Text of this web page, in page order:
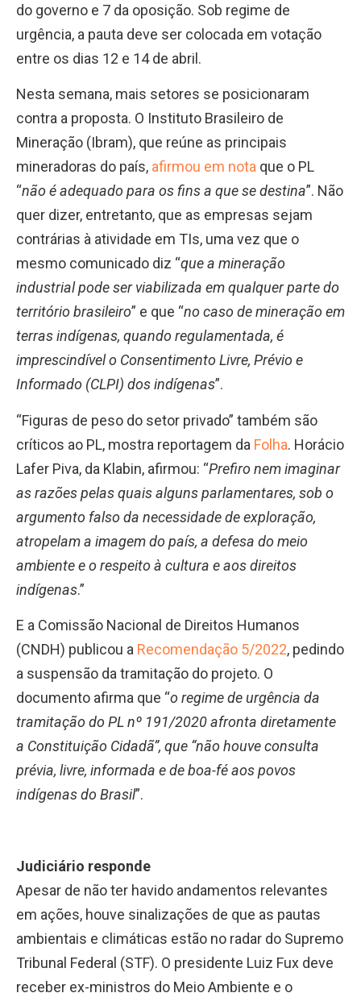
do governo e 7 da oposição. Sob regime de
urgência, a pauta deve ser colocada em votação
entre os dias 12 e 14 de abril.
Nesta semana, mais setores se posicionaram
contra a proposta. O Instituto Brasileiro de
Mineração (Ibram), que reúne as principais
mineradoras do país, afirmou em nota que o PL
“não é adequado para os fins a que se destina”. Não
quer dizer, entretanto, que as empresas sejam
contrárias à atividade em TIs, uma vez que o
mesmo comunicado diz “que a mineração
industrial pode ser viabilizada em qualquer parte do
território brasileiro” e que “no caso de mineração em
terras indígenas, quando regulamentada, é
imprescindível o Consentimento Livre, Prévio e
Informado (CLPI) dos indígenas”.
“Figuras de peso do setor privado” também são
críticos ao PL, mostra reportagem da Folha. Horácio
Lafer Piva, da Klabin, afirmou: “Prefiro nem imaginar
as razões pelas quais alguns parlamentares, sob o
argumento falso da necessidade de exploração,
atropelam a imagem do país, a defesa do meio
ambiente e o respeito à cultura e aos direitos
indígenas.”
E a Comissão Nacional de Direitos Humanos
(CNDH) publicou a Recomendação 5/2022, pedindo
a suspensão da tramitação do projeto. O
documento afirma que “o regime de urgência da
tramitação do PL nº 191/2020 afronta diretamente
a Constituição Cidadã”, que “não houve consulta
prévia, livre, informada e de boa-fé aos povos
indígenas do Brasil”.
Judiciário responde
Apesar de não ter havido andamentos relevantes
em ações, houve sinalizações de que as pautas
ambientais e climáticas estão no radar do Supremo
Tribunal Federal (STF). O presidente Luiz Fux deve
receber ex-ministros do Meio Ambiente e o